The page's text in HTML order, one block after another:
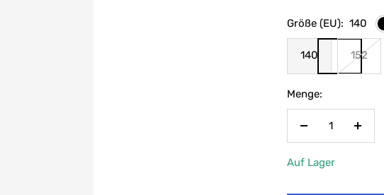
Größe (EU): 140
140 152
Menge:
Menge
Menge
Auf Lager